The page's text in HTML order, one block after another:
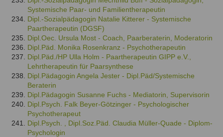
Systemische Paar- und Familientherapeutin
Dipl.-Sozialpädagogin Natalie Kitterer - Systemische
Paartherapeutin (DGSF)
Dipl.Oec. Ursula Most - Coach, Paarberaterin, Moderatorin
Dipl.Päd. Monika Rosenkranz - Psychotherapeutin
Dipl.Päd./HP Ulla Holm - Paartherapeutin GIPP e.V.,
Lehrtherapeutin für Paarsynthese
Dipl.Pädagogin Angela Jester - Dipl.Päd/Systemische
Beraterin
Dipl.Pädagogin Susanne Fuchs - Mediatorin, Supervisorin
Dipl.Psych. Falk Beyer-Götzinger - Psychologischer
Psychotherapeut
Dipl.Psych. , Dipl.Soz.Päd. Claudia Müller-Quade - Diplom-
Psychologin